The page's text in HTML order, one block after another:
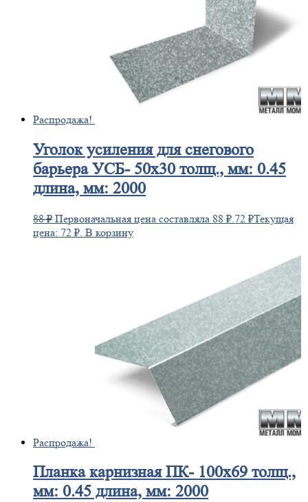
Распродажа!
Уголокусиления для снегового
барьера УСБ- 50х30 толщ., мм: 0.45
длина, мм: 2000
88₽ Первоначальная цена составляла 88 ₽. 72 ₽Текущая
цена: 72 ₽. В корзину
Распродажа!
Планкакарнизная ПК- 100х69 толщ.,
мм: 0.45 длина, мм: 2000